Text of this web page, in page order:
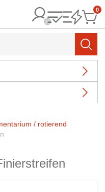
0
/ rotierend